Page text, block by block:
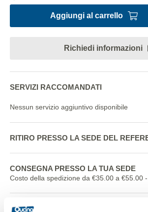
Aggiungi al carrello
Richiedi informazioni
SERVIZI RACCOMANDATI
Nessun servizio aggiuntivo disponibile
RITIRO PRESSO LA SEDE DEL
CONSEGNA PRESSO LA TUA SEDE
Costo della spedizione da €35.00 a €55.00